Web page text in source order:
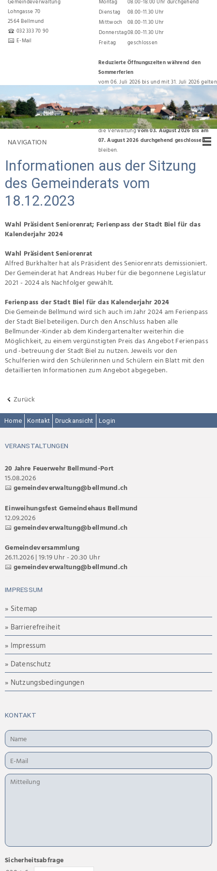
Lohngasse 70
2564 Bellmund
032 333 70 90
E-Mail
Dienstag
08.00-11.30 Uhr
Mittwoch
08.00-11.30 Uhr
Donnerstag08.00-11.30 Uhr
Freitag
geschlossen
Reduzierte Öffnungszeiten während den
Sommerferien
vom 06. Juli 2026 bis und mit 31. Juli 2026 gelten
folgende Öffnungszeiten:
Montag, Dienstag, Donnerstag 08.00 Uhr bis
11.30 Uhr
Für den Umzug zurück ins Gemeindehaus wird
die Verwaltungvom 03. August 2026 bis am
07. August 2026 durchgehend geschlossen
bleiben.
NAVIGATION
Informationen aus der Sitzung
des Gemeinderats vom
18.12.2023
Wahl Präsident Seniorenrat; Ferienpass der Stadt Biel für das
Kalenderjahr 2024
Wahl Präsident Seniorenrat
Alfred Burkhalter hat als Präsident des Seniorenrats demissioniert.
Der Gemeinderat hat Andreas Huber für die begonnene Legislatur
2021 - 2024 als Nachfolger gewählt.
Ferienpass der Stadt Biel für das Kalenderjahr 2024
Die Gemeinde Bellmund wird sich auch im Jahr 2024 am Ferienpass
der Stadt Biel beteiligen. Durch den Anschluss haben alle
Bellmunder-Kinder ab dem Kindergartenalter weiterhin die
Möglichkeit, zu einem vergünstigten Preis das Angebot Ferienpass
und -betreuung der Stadt Biel zu nutzen. Jeweils vor den
Schulferien wird den Schülerinnen und Schülern ein Blatt mit den
detaillierten Informationen zum Angebot abgegeben.
Zurück
Home Kontakt Druckansicht Login
VERANSTALTUNGEN
20 Jahre Feuerwehr Bellmund-Port
15.08.2026
gemeindeverwaltung@bellmund.ch
Einweihungsfest Gemeindehaus Bellmund
12.09.2026
gemeindeverwaltung@bellmund.ch
Gemeindeversammlung
26.11.2026 | 19:19 Uhr - 20:30 Uhr
gemeindeverwaltung@bellmund.ch
IMPRESSUM
» Sitemap
» Barrierefreiheit
» Impressum
» Datenschutz
» Nutzungsbedingungen
KONTAKT
Sicherheitsabfrage